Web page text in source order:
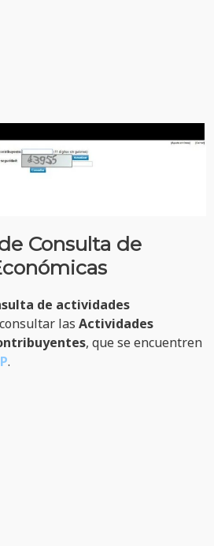
Consulta de
de actividades
las Actividades
, que se encuentren
.